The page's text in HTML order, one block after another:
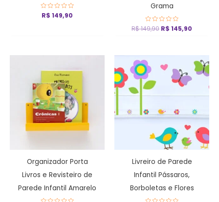
Avaliação
0
R$ 149,90
Grama
Avaliação
0
R$149,90 R$ 145,90
Organizador Porta
Livros e Revisteiro de
Parede Infantil Amarelo
Livreiro de Parede
Infantil Pássaros,
Borboletas e Flores